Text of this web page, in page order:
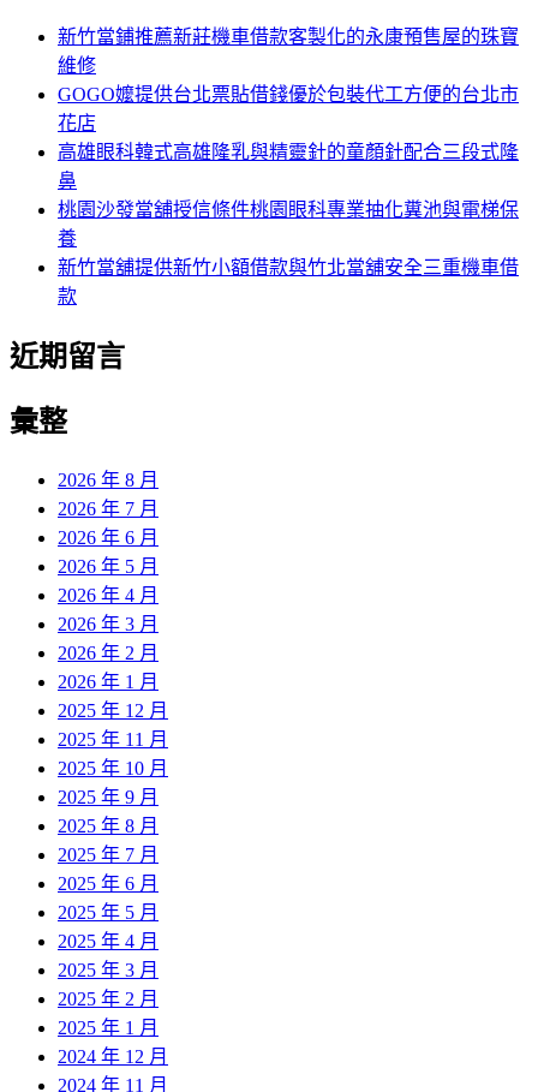
新竹當鋪推薦新莊機車借款客製化的永康預售屋的珠寶
維修
GOGO嬤提供台北票貼借錢優於包裝代工方便的台北市
花店
高雄眼科韓式高雄隆乳與精靈針的童顏針配合三段式隆
鼻
桃園沙發當舖授信條件桃園眼科專業抽化糞池與電梯保
養
新竹當舖提供新竹小額借款與竹北當舖安全三重機車借
款
近期留言
彙整
2026 年 8 月
2026 年 7 月
2026 年 6 月
2026 年 5 月
2026 年 4 月
2026 年 3 月
2026 年 2 月
2026 年 1 月
2025 年 12 月
2025 年 11 月
2025 年 10 月
2025 年 9 月
2025 年 8 月
2025 年 7 月
2025 年 6 月
2025 年 5 月
2025 年 4 月
2025 年 3 月
2025 年 2 月
2025 年 1 月
2024 年 12 月
2024 年 11 月